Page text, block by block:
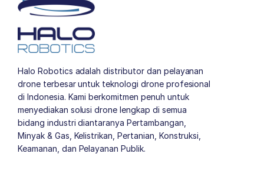
Halo Robotics adalah distributor dan pelayanan
drone terbesar untuk teknologi drone profesional
di Indonesia. Kami berkomitmen penuh untuk
menyediakan solusi drone lengkap di semua
bidang industri diantaranya Pertambangan,
Minyak & Gas, Kelistrikan, Pertanian, Konstruksi,
Keamanan, dan Pelayanan Publik.